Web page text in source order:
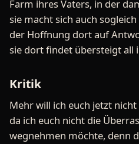
Farm ihres Vaters, in der
sie macht sich auch
der Hoffnung dort auf
sie dort findet übersteigt all
Kritik
Mehr will ich euch jetzt
da ich euch nicht die
wegnehmen möchte, denn